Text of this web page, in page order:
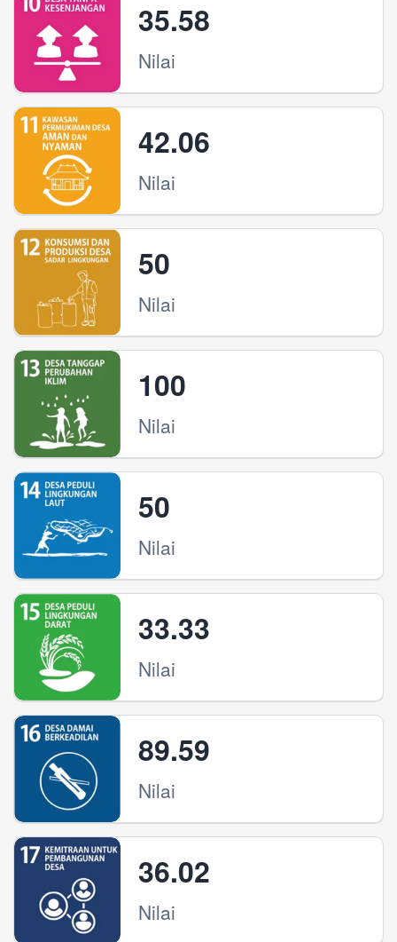
35.58
Nilai
42.06
Nilai
50
Nilai
100
Nilai
50
Nilai
33.33
Nilai
89.59
Nilai
36.02
Nilai